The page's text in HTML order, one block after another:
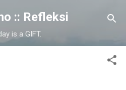
ke konten utama
:: Refleksi
is a GIFT.